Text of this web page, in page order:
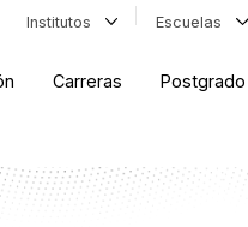
Institutos Escuelas
Carreras Postgrado